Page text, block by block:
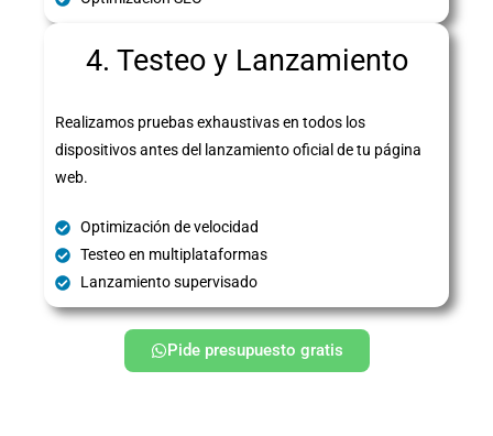
4. Testeo y Lanzamiento
Realizamos pruebas exhaustivas en todos los
dispositivos antes del lanzamiento oficial de tu página
web.
Optimización de velocidad
Testeo en multiplataformas
Lanzamiento supervisado
Pide presupuesto gratis